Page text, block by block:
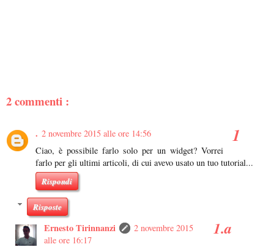
2 commenti :
. 2 novembre 2015 alle ore 14:56
Ciao, è possibile farlo solo per un widget? Vorrei
farlo per gli ultimi articoli, di cui avevo usato un tuo tutorial...
Rispondi
Risposte
Ernesto Tirinnanzi
2 novembre 2015
alle ore 16:17